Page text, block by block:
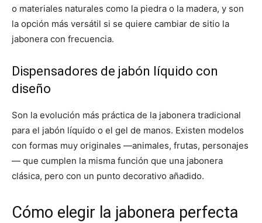
o materiales naturales como la piedra o la madera, y son
la opción más versátil si se quiere cambiar de sitio la
jabonera con frecuencia.
Dispensadores de jabón líquido con
diseño
Son la evolución más práctica de la jabonera tradicional
para el jabón líquido o el gel de manos. Existen modelos
con formas muy originales —animales, frutas, personajes
— que cumplen la misma función que una jabonera
clásica, pero con un punto decorativo añadido.
Cómo elegir la jabonera perfecta